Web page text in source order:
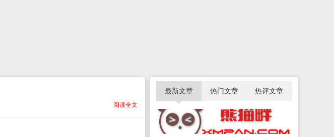
阅读全文
最新文章 热门文章 热评文章